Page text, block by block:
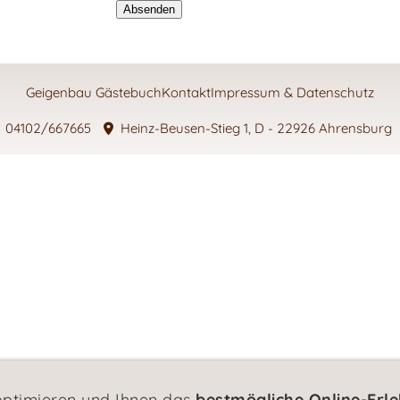
Geigenbau GästebuchKontaktImpressum & Datenschutz
04102/667665 Heinz-Beusen-Stieg 1, D - 22926 Ahrensburg